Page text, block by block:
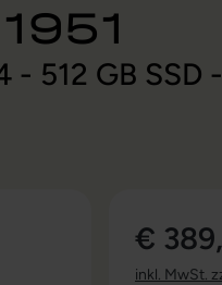
- 512 GB
€
inkl. MwSt.